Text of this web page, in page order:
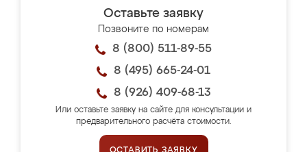
Оставьте заявку
Позвоните по номерам
8 (800) 511-89-55
8 (495) 665-24-01
8 (926) 409-68-13
Или оставьте заявку на сайте для консультации и
предварительного расчёта стоимости.